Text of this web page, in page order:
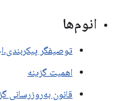
انوم‌ها
توصیفگر
اهمیت گزینه
قانون به‌روزرسانی